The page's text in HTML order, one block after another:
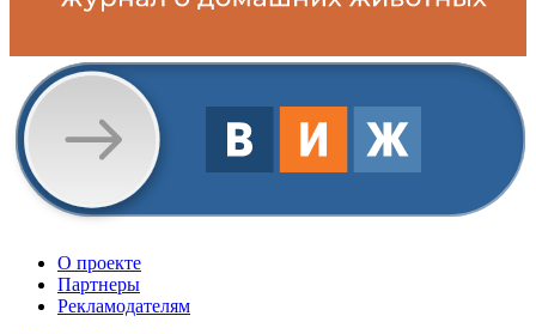
О проекте
Партнеры
Рекламодателям